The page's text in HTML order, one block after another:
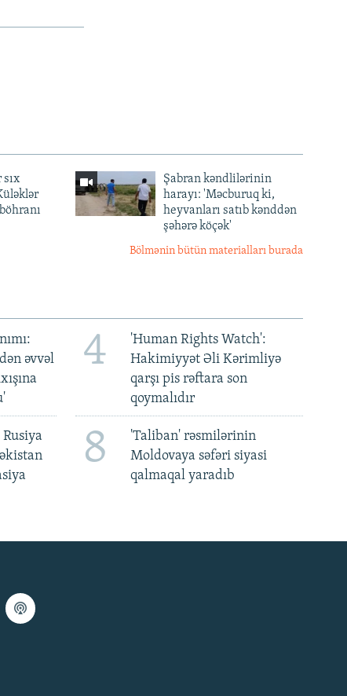
sıx
Şabran kəndlilərinin
harayı: 'Məcburuq ki,
heyvanları satıb kənddən
şəhərə köçək'
Bölmənin bütün materialları burada
əvvəl
4
'Human Rights Watch':
Hakimiyyət Əli Kərimliyə
qarşı pis rəftara son
qoymalıdır
8
'Taliban' rəsmilərinin
Moldovaya səfəri siyasi
qalmaqal yaradıb